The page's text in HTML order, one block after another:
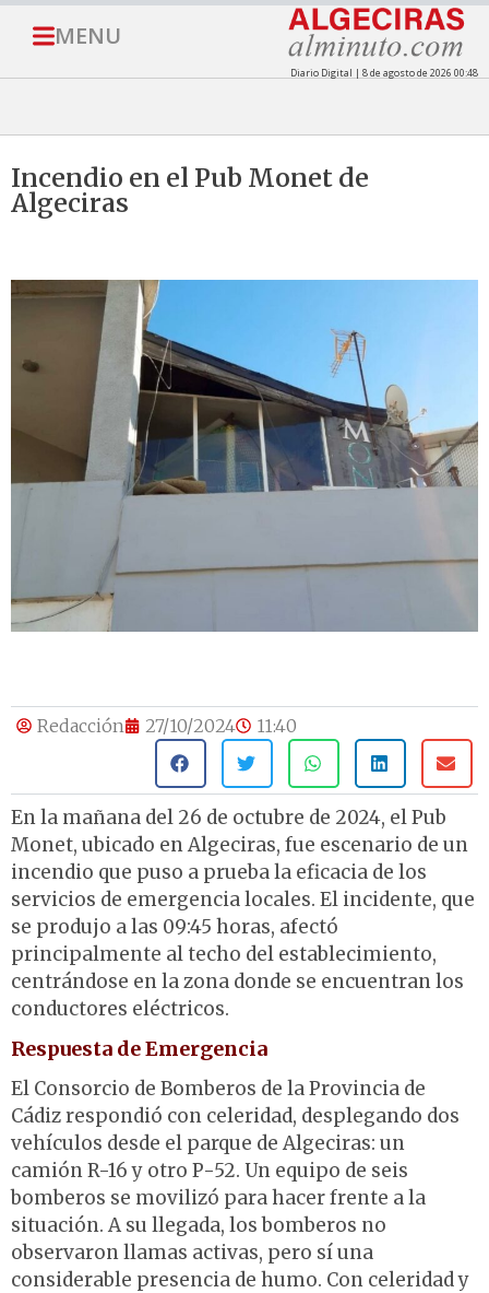
MENU
Diario Digital | 8 de agosto de 2026 00:48
Incendio en el Pub Monet de
Algeciras
Redacción 27/10/2024 11:40
En la mañana del 26 de octubre de 2024, el Pub
Monet, ubicado en Algeciras, fue escenario de un
incendio que puso a prueba la eficacia de los
servicios de emergencia locales. El incidente, que
se produjo a las 09:45 horas, afectó
principalmente al techo del establecimiento,
centrándose en la zona donde se encuentran los
conductores eléctricos.
Respuesta de Emergencia
El Consorcio de Bomberos de la Provincia de
Cádiz respondió con celeridad, desplegando dos
vehículos desde el parque de Algeciras: un
camión R-16 y otro P-52. Un equipo de seis
bomberos se movilizó para hacer frente a la
situación. A su llegada, los bomberos no
observaron llamas activas, pero sí una
considerable presencia de humo. Con celeridad y